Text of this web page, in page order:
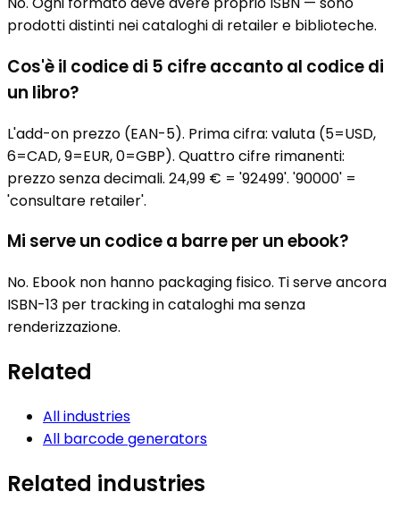
prodotti distinti nei cataloghi di retailer e biblioteche.
Cos'è il codice di 5 cifre accanto al codice di
un libro?
L'add-on prezzo (EAN-5). Prima cifra: valuta (5=USD,
6=CAD, 9=EUR, 0=GBP). Quattro cifre rimanenti:
prezzo senza decimali. 24,99 € = '92499'. '90000' =
'consultare retailer'.
Mi serve un codice a barre per un ebook?
No. Ebook non hanno packaging fisico. Ti serve ancora
ISBN-13 per tracking in cataloghi ma senza
renderizzazione.
Related
All industries
All barcode generators
Related industries